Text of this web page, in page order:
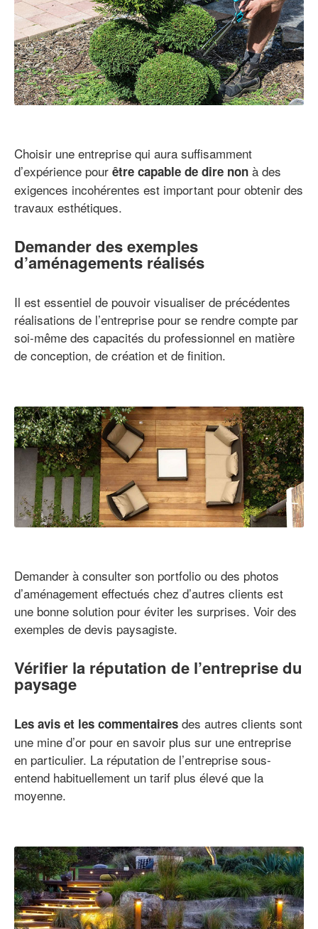
Choisir une entreprise qui aura suffisamment
d’expérience pour être capable de dire non à des
exigences incohérentes est important pour obtenir des
travaux esthétiques.
Demander des exemples
d’aménagements réalisés
Il est essentiel de pouvoir visualiser de précédentes
réalisations de l’entreprise pour se rendre compte par
soi-même des capacités du professionnel en matière
de conception, de création et de finition.
Demander à consulter son portfolio ou des photos
d’aménagement effectués chez d’autres clients est
une bonne solution pour éviter les surprises. Voir des
exemples de devis paysagiste.
Vérifier la réputation de l’entreprise du
paysage
Les avis et les commentaires des autres clients sont
une mine d’or pour en savoir plus sur une entreprise
en particulier. La réputation de l’entreprise sous-
entend habituellement un tarif plus élevé que la
moyenne.